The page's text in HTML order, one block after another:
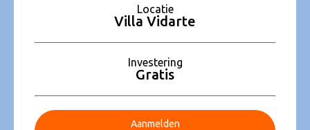
Locatie
Villa Vidarte
Investering
Gratis
Aanmelden